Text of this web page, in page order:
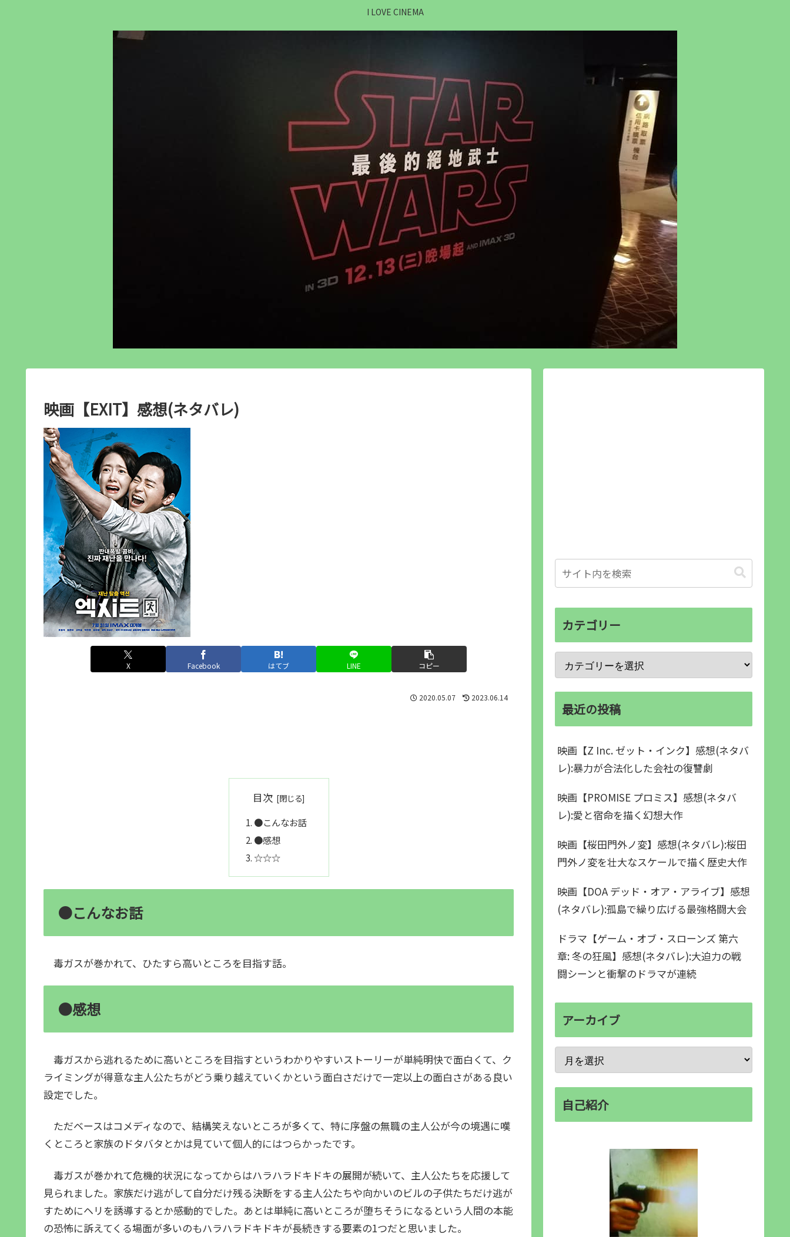
I LOVE CINEMA
映画【EXIT】感想(ネタバレ)
X Facebook はてブ LINE コピー
2020.05.07 2023.06.14
目次
●こんなお話
●感想
☆☆☆
●こんなお話
毒ガスが巻かれて、ひたすら高いところを目指す話。
●感想
毒ガスから逃れるために高いところを目指すというわかりやすいストーリーが単純明快で面白くて、ク
ライミングが得意な主人公たちがどう乗り越えていくかという面白さだけで一定以上の面白さがある良い
設定でした。
ただベースはコメディなので、結構笑えないところが多くて、特に序盤の無職の主人公が今の境遇に嘆
くところと家族のドタバタとかは見ていて個人的にはつらかったです。
毒ガスが巻かれて危機的状況になってからはハラハラドキドキの展開が続いて、主人公たちを応援して
見られました。家族だけ逃がして自分だけ残る決断をする主人公たちや向かいのビルの子供たちだけ逃が
すためにヘリを誘導するとか感動的でした。あとは単純に高いところが堕ちそうになるという人間の本能
の恐怖に訴えてくる場面が多いのもハラハラドキドキが長続きする要素の1つだと思いました。
カテゴリー
最近の投稿
映画【Z Inc. ゼット・インク】感想(ネタバ
レ):暴力が合法化した会社の復讐劇
映画【PROMISE プロミス】感想(ネタバ
レ):愛と宿命を描く幻想大作
映画【桜田門外ノ変】感想(ネタバレ):桜田
門外ノ変を壮大なスケールで描く歴史大作
映画【DOA デッド・オア・アライブ】感想
(ネタバレ):孤島で繰り広げる最強格闘大会
ドラマ【ゲーム・オブ・スローンズ 第六
章: 冬の狂風】感想(ネタバレ):大迫力の戦
闘シーンと衝撃のドラマが連続
アーカイブ
自己紹介